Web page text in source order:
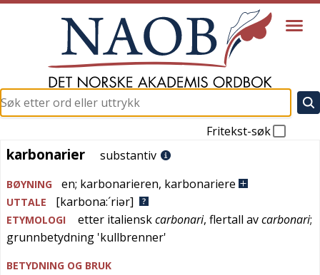
Fritekst-søk
karbonarier
karbonarier substantiv
BØYNING en; karbonarieren, karbonariere
UTTALE [karbona:´riər]
ETYMOLOGI etter italienskcarbonari, flertall avcarbonari;
grunnbetydning 'kullbrenner'
BETYDNING OG BRUK